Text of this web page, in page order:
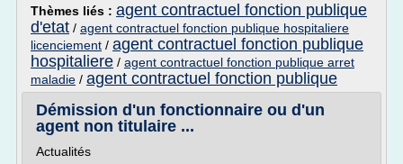
Thèmes liés : agent contractuel fonction publique
d'etat / agent contractuel fonction publique hospitaliere
licenciement / agent contractuel fonction publique
hospitaliere / agent contractuel fonction publique arret
maladie / agent contractuel fonction publique
Démission d'un fonctionnaire ou d'un
agent non titulaire ...
Actualités